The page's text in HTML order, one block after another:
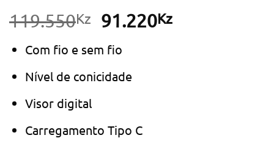
119.550Kz
O
original
era:
91.220KzO
Com fio e sem fio
Nível de conicidade
Visor digital
Carregamento Tipo C